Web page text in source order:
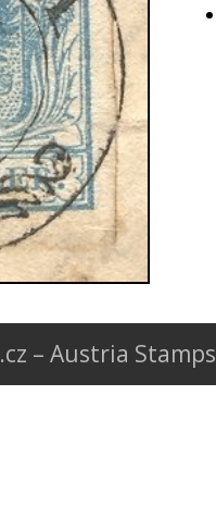
– Austria Stamps